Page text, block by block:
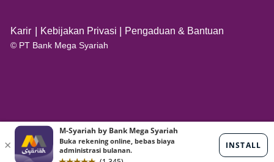
Karir Kebijakan Privasi Pengaduan & Bantuan
© PT Bank Mega Syariah